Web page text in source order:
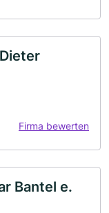
Firma bewerten
Bantel e.